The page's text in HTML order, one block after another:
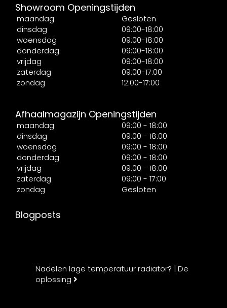
Showroom Openingstijden
maandag
Gesloten
dinsdag
09:00-18:00
woensdag
09:00-18:00
donderdag
09:00-18:00
vrijdag
09:00-18:00
zaterdag
09:00-17:00
zondag
12:00-17:00
Afhaalmagazijn Openingstijden
maandag
09:00 - 18:00
dinsdag
09:00 - 18:00
woensdag
09:00 - 18:00
donderdag
09:00 - 18:00
vrijdag
09:00 - 18:00
zaterdag
09:00 - 17:00
zondag
Gesloten
Blogposts
Nadelen lage temperatuur radiator? | De
oplossing